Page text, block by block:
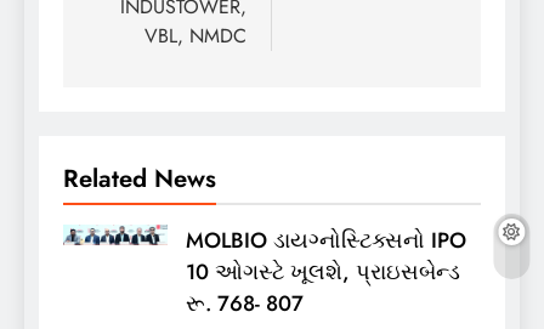
INDUSTOWER,
VBL, NMDC
Related News
MOLBIO ડાયગ્નોસ્ટિક્સનો IPO
10 ઓગસ્ટે ખૂલશે, પ્રાઇસબેન્ડ
રૂ. 768- 807